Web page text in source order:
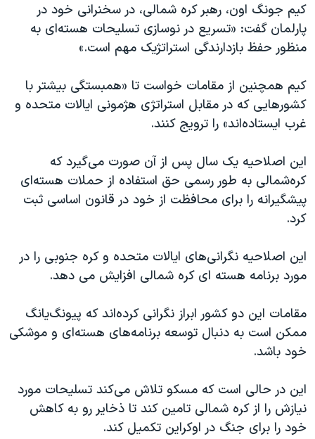
نرگس محمدی برنده جایزه نوبل صلح
همایش محافظه‌کاران آمریکا «سی‌پک»
سفر پرزیدنت ترامپ به چین
کیم جونگ اون، رهبر کره شمالی، در سخنرانی خود در
پارلمان گفت: «تسریع در نوسازی تسلیحات هسته‌ای به
منظور حفظ بازدارندگی استراتژیک مهم است.»
کیم همچنین از مقامات خواست تا «همبستگی بیشتر با
کشورهایی که در مقابل استراتژی هژمونی ایالات متحده و
غرب ایستاده‌اند» را ترویج کنند.
این اصلاحیه یک سال پس از آن صورت می‌گیرد که
کره‌شمالی به طور رسمی حق استفاده از حملات هسته‌ای
پیشگیرانه را برای محافظت از خود در قانون اساسی ثبت
کرد.
این اصلاحیه نگرانی‌های ایالات متحده و کره جنوبی را در
مورد برنامه هسته ای کره شمالی افزایش می دهد.
مقامات این دو کشور ابراز نگرانی کرده‌اند که پیونگ‌یانگ
ممکن است به دنبال توسعه برنامه‌های هسته‌ای و موشکی
خود باشد.
این در حالی است که مسکو تلاش می‌کند تسلیحات مورد
نیازش را از کره شمالی تامین کند تا ذخایر رو به کاهش
خود را برای جنگ در اوکراین تکمیل کند.